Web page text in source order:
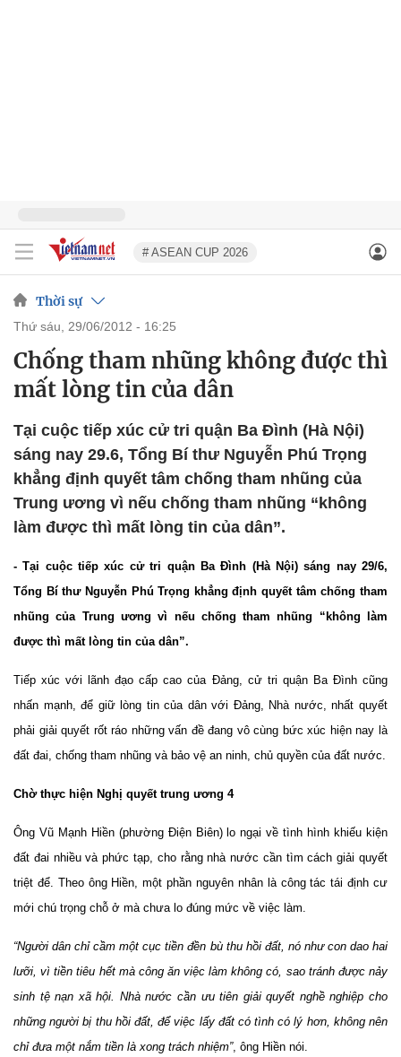
# ASEAN CUP 2026
Thời sự
thứ sáu, 29/06/2012 - 16:25
Chống tham nhũng không được thì
mất lòng tin của dân
Tại cuộc tiếp xúc cử tri quận Ba Đình (Hà Nội)
sáng nay 29.6, Tổng Bí thư Nguyễn Phú Trọng
khẳng định quyết tâm chống tham nhũng của
Trung ương vì nếu chống tham nhũng “không
làm được thì mất lòng tin của dân”.
- Tại cuộc tiếp xúc cử tri quận Ba Đình (Hà Nội) sáng nay 29/6,
Tổng Bí thư Nguyễn Phú Trọng khẳng định quyết tâm chống tham
nhũng của Trung ương vì nếu chống tham nhũng “không làm
được thì mất lòng tin của dân”.
Tiếp xúc với lãnh đạo cấp cao của Đảng, cử tri quận Ba Đình cũng
nhấn mạnh, để giữ lòng tin của dân với Đảng, Nhà nước, nhất quyết
phải giải quyết rốt ráo những vấn đề đang vô cùng bức xúc hiện nay là
đất đai, chống tham nhũng và bảo vệ an ninh, chủ quyền của đất nước.
Chờ thực hiện Nghị quyết trung ương 4
Ông Vũ Mạnh Hiền (phường Điện Biên) lo ngại về tình hình khiếu kiện
đất đai nhiều và phức tạp, cho rằng nhà nước cần tìm cách giải quyết
triệt để. Theo ông Hiền, một phần nguyên nhân là công tác tái định cư
mới chú trọng chỗ ở mà chưa lo đúng mức về việc làm.
“Người dân chỉ cầm một cục tiền đền bù thu hồi đất, nó như con dao hai
lưỡi, vì tiền tiêu hết mà công ăn việc làm không có, sao tránh được nảy
sinh tệ nạn xã hội. Nhà nước cần ưu tiên giải quyết nghề nghiệp cho
những người bị thu hồi đất, để việc lấy đất có tình có lý hơn, không nên
chỉ đưa một nắm tiền là xong trách nhiệm”, ông Hiền nói.